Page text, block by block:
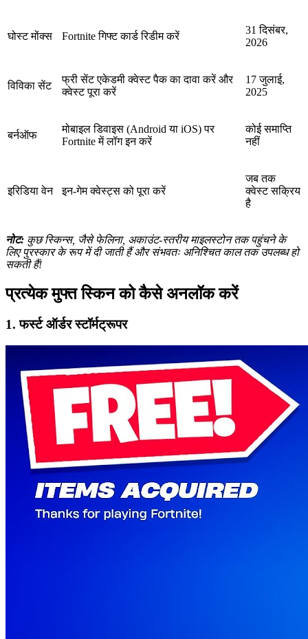
घोस्ट मोंक्स Fortnite गिफ्ट कार्ड रिडीम करें
31 दिसंबर,
2026
विविका सेंट
फ्री सेंट एकेडमी क्वेस्ट पैक का दावा करें और
क्वेस्ट पूरा करें
17 जुलाई,
2025
बर्नऑफ
मोबाइल डिवाइस (Android या iOS) पर
Fortnite में लॉग इन करें
कोई समाप्ति
नहीं
इरिडिया वेन इन-गेम क्वेस्ट्स को पूरा करें
जब तक
क्वेस्ट सक्रिय
है
नोट: कुछ स्किन्स, जैसे फेलिना, अकाउंट-स्तरीय माइलस्टोन तक पहुंचने के
लिए पुरस्कार के रूप में दी जाती हैं और संभवतः अनिश्चित काल तक उपलब्ध हो
सकती हैं!
प्रत्येक मुफ्त स्किन को कैसे अनलॉक करें
1. फर्स्ट ऑर्डर स्टॉर्मट्रूपर